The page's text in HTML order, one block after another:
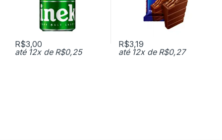
R$3,00
até 12x de R$0,25
R$3,19
até 12x de R$0,27